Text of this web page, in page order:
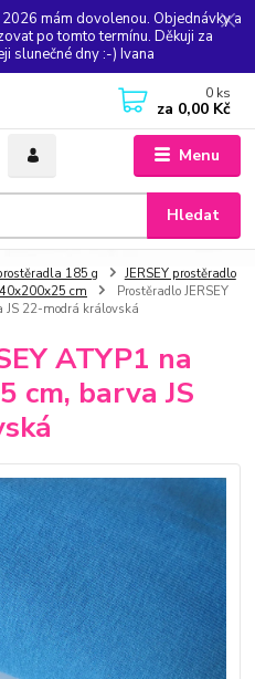
mám dovolenou. Objednávky a
po tomto termínu. Děkuji za
slunečné dny :-) Ivana
Menu
Hledat
0 ks
za 0,00 Kč
185 g
JERSEY prostěradlo
cm
Prostěradlo JERSEY
22-modrá královská
ATYP1 na
cm, barva JS